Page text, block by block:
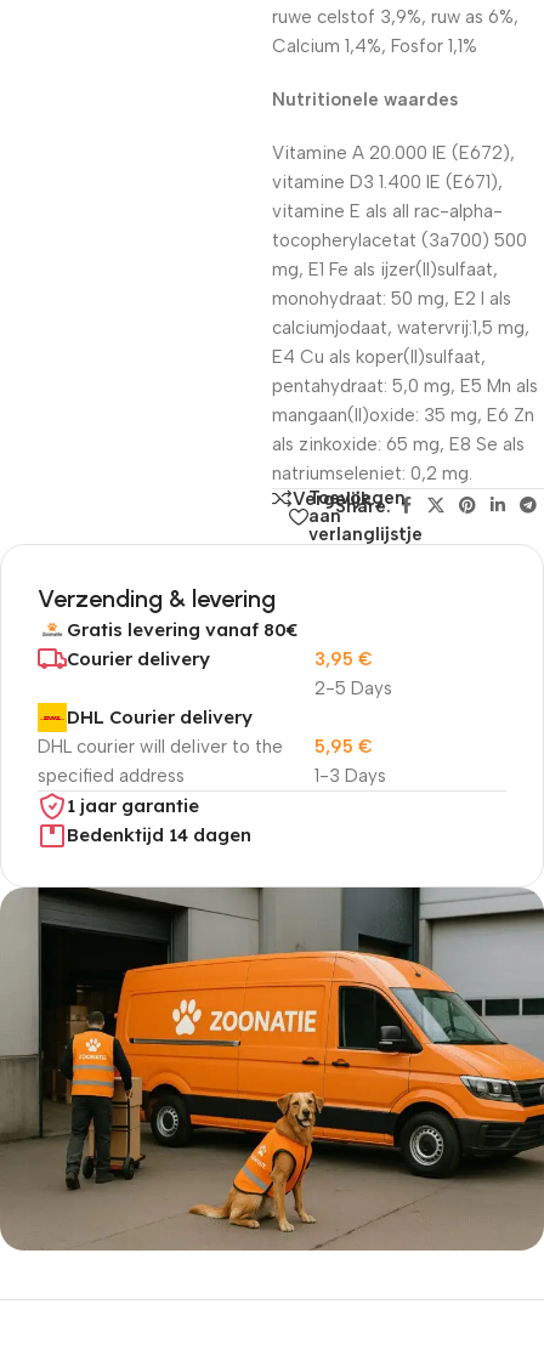
ruwe celstof 3,9%, ruw as 6%,
Calcium 1,4%, Fosfor 1,1%
Nutritionele waardes
Vitamine A 20.000 IE (E672),
vitamine D3 1.400 IE (E671),
vitamine E als all rac-alpha-
tocopherylacetat (3a700) 500
mg, E1 Fe als ijzer(II)sulfaat,
monohydraat: 50 mg, E2 I als
calciumjodaat, watervrij:1,5 mg,
E4 Cu als koper(II)sulfaat,
pentahydraat: 5,0 mg, E5 Mn als
mangaan(II)oxide: 35 mg, E6 Zn
als zinkoxide: 65 mg, E8 Se als
natriumseleniet: 0,2 mg.
Vergelijk
Toevoegen
aan
verlanglijstje
Share:
Verzending & levering
Gratis levering vanaf 80€
Courier delivery
2-5 Days
3,95 €
DHL Courier delivery
DHL courier will deliver to the
specified address
1-3 Days
5,95 €
1 jaar garantie
Bedenktijd 14 dagen
5% korting met code